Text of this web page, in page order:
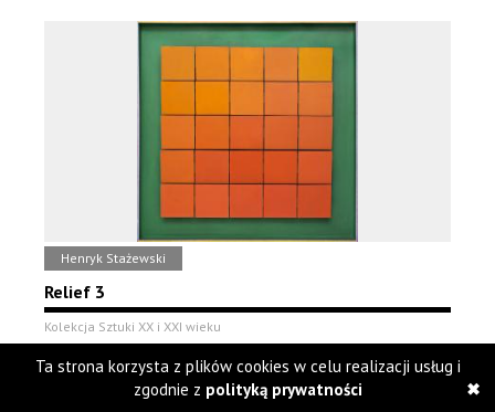
Henryk Stażewski
Relief 3
Kolekcja Sztuki XX i XXI wieku
Ta strona korzysta z plików cookies w celu realizacji usług i
zgodnie z polityką prywatności